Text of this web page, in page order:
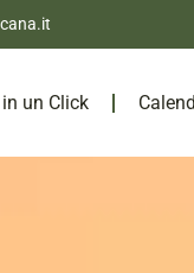
un Click